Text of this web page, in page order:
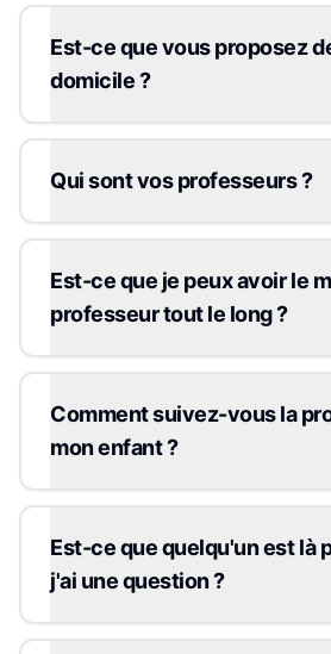
Est-ce que vous proposez
domicile ?
Qui sont vos professeurs ?
Est-ce que je peux avoir le
professeur tout le long ?
Comment suivez-vous la
mon enfant ?
Est-ce que quelqu'un est là
j'ai une question ?